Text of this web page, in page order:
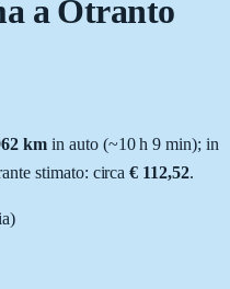
a Otranto
km in auto (~10 h 9 min); in
stimato: circa € 112,52.